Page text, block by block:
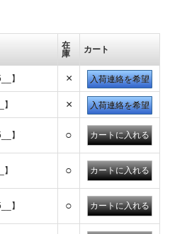
在
庫
カート
】 × 入荷連絡を希望
× 入荷連絡を希望
】 ○
○
】 ○